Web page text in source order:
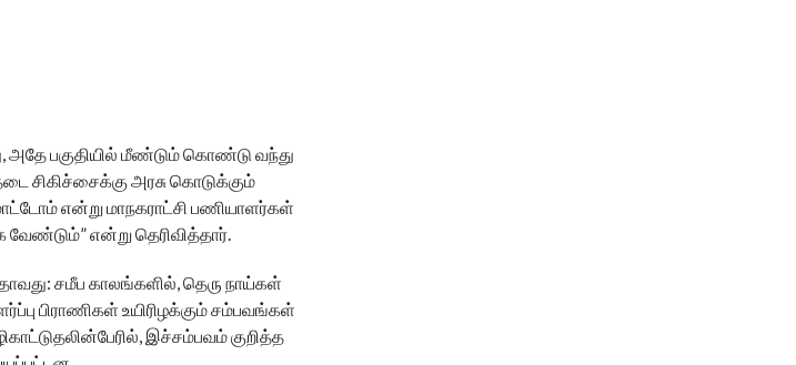
அதே பகுதியில் மீண்டும் கொண்டு வந்து
சிகிச்சைக்கு அரசு கொடுக்கும்
என்று மாநகராட்சி பணியாளர்கள்
என்று தெரிவித்தார்.
சமீப காலங்களில், தெரு நாய்கள்
பிராணிகள் உயிரிழக்கும் சம்பவங்கள்
இச்சம்பவம் குறித்த